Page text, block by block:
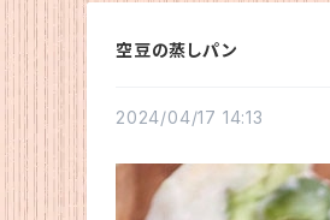
空豆の蒸しパン
2024/04/17 14:13